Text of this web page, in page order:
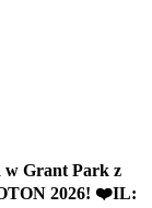
w Grant Park z
2026! ❤️IL: